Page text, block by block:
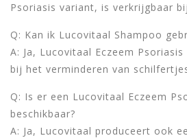
Psoriasis variant, is verkrijgbaar
Q: Kan ik Lucovitaal Shampoo
A: Ja, Lucovitaal Eczeem
bij het verminderen van
Q: Is er een Lucovitaal Eczeem
beschikbaar?
A: Ja, Lucovitaal produceert ook